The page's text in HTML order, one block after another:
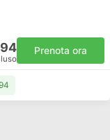
Prenota ora